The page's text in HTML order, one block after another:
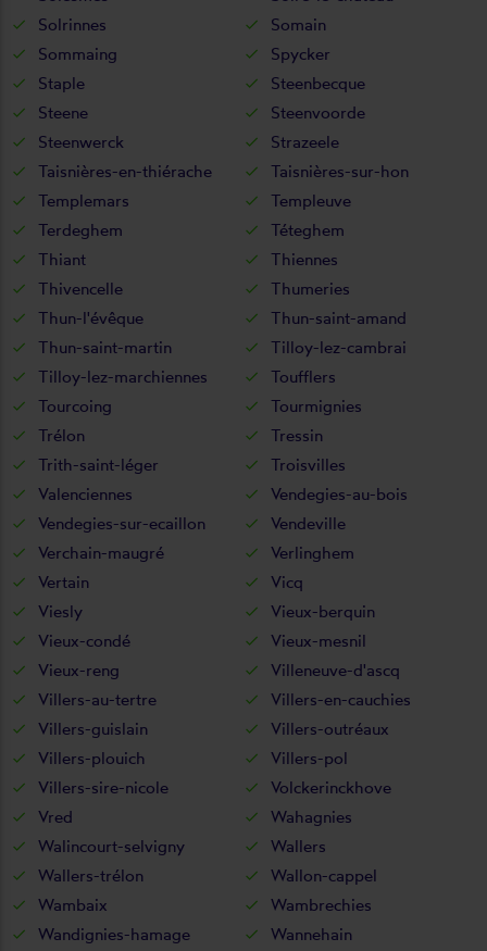
Solrinnes
Somain
Sommaing
Spycker
Staple
Steenbecque
Steene
Steenvoorde
Steenwerck
Strazeele
Taisnières-en-thiérache
Taisnières-sur-hon
Templemars
Templeuve
Terdeghem
Téteghem
Thiant
Thiennes
Thivencelle
Thumeries
Thun-l'évêque
Thun-saint-amand
Thun-saint-martin
Tilloy-lez-cambrai
Tilloy-lez-marchiennes
Toufflers
Tourcoing
Tourmignies
Trélon
Tressin
Trith-saint-léger
Troisvilles
Valenciennes
Vendegies-au-bois
Vendegies-sur-ecaillon
Vendeville
Verchain-maugré
Verlinghem
Vertain
Vicq
Viesly
Vieux-berquin
Vieux-condé
Vieux-mesnil
Vieux-reng
Villeneuve-d'ascq
Villers-au-tertre
Villers-en-cauchies
Villers-guislain
Villers-outréaux
Villers-plouich
Villers-pol
Villers-sire-nicole
Volckerinckhove
Vred
Wahagnies
Walincourt-selvigny
Wallers
Wallers-trélon
Wallon-cappel
Wambaix
Wambrechies
Wandignies-hamage
Wannehain